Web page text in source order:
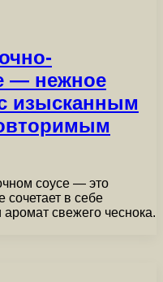
— нежное
изысканным
соусе — это
сочетает в себе
свежего чеснока.